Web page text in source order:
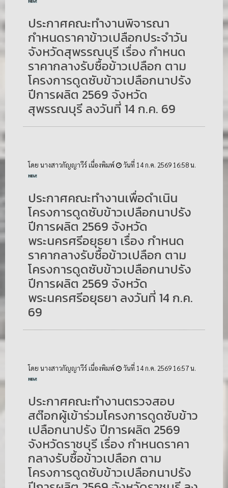
ประกาศคณะทำงานพิจารณา
กำหนดราคาข้าวเปลือกประจำวัน
จังหวัดสุพรรณบุรี เรื่อง กำหนด
ราคากลางรับซื้อข้าวเปลือก ตาม
โครงการดูดซับข้าวเปลือกนาปรัง
ปีการผลิต 2569 จังหวัด
สุพรรณบุรี ลงวันที่ 14 ก.ค. 69
โดย นางสาวกัญญาวีร์ เนื่องพิมพ์ วันที่ 14 ก.ค. 2569 16:58 น.
ประกาศคณะทำงานเพื่อดำเนิน
โครงการดูดซับข้าวเปลือกนาปรัง
ปีการผลิต 2569 จังหวัด
พระนครศรีอยุธยา เรื่อง กำหนด
ราคากลางรับซื้อข้าวเปลือก ตาม
โครงการดูดซับข้าวเปลือกนาปรัง
ปีการผลิต 2569 จังหวัด
พระนครศรีอยุธยา ลงวันที่ 14 ก.ค.
69
โดย นางสาวกัญญาวีร์ เนื่องพิมพ์ วันที่ 14 ก.ค. 2569 16:57 น.
ประกาศคณะทำงานตรวจสอบ
สต๊อกผู้เข้าร่วมโครงการดูดซับข้าว
เปลือกนาปรัง ปีการผลิต 2569
จังหวัดราชบุรี เรื่อง กำหนดราคา
กลางรับซื้อข้าวเปลือก ตาม
โครงการดูดซับข้าวเปลือกนาปรัง